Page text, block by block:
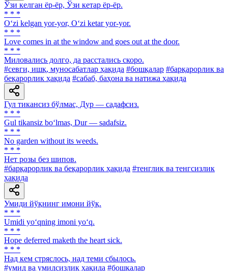
Ўзи келган ёр-ёр, Ўзи кетар ёр-ёр.
* * *
O‘zi kelgan yor-yor, O‘zi ketar yor-yor.
* * *
Love comes in at the window and goes out at the door.
* * *
Миловались долго, да расстались скоро.
#севги, ишқ, муносабатлар ҳақида #бошқалар #барқарорлик ва
беқарорлик ҳақида #сабаб, баҳона ва натижа ҳақида
Гул тикансиз бўлмас, Дур — садафсиз.
* * *
Gul tikansiz bo‘lmas, Dur — sadafsiz.
* * *
No garden without its weeds.
* * *
Нет розы без шипов.
#барқарорлик ва беқарорлик ҳақида #тенглик ва тенгсизлик
ҳақида
Умиди йўқнинг имони йўқ.
* * *
Umidi yo‘qning imoni yo‘q.
* * *
Hope deferred maketh the heart sick.
* * *
Над кем стряслось, над теми сбылось.
#умид ва умидсизлик ҳақида #бошқалар